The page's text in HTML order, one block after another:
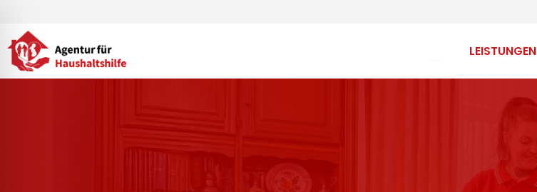
Inhalt
springen
Open Anspruch
LEISTUNGEN